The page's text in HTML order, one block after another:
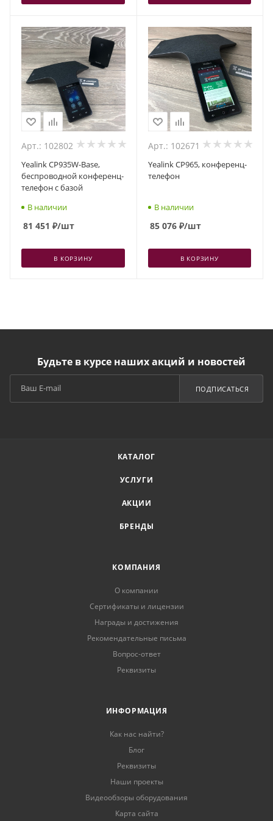
Арт.: 102802
Yealink CP935W-Base,
беспроводной конференц-
телефон с базой
В наличии
81 451 ₽/шт
В КОРЗИНУ
Арт.: 102671
Yealink CP965, конференц-
телефон
В наличии
85 076₽/шт
В КОРЗИНУ
Будьте в курсе наших акций и новостей
ПОДПИСАТЬСЯ
КАТАЛОГ
УСЛУГИ
АКЦИИ
БРЕНДЫ
КОМПАНИЯ
О компании
Сертификаты и лицензии
Награды и достижения
Рекомендательные письма
Вопрос-ответ
Реквизиты
ИНФОРМАЦИЯ
Как нас найти?
Блог
Реквизиты
Наши проекты
Видеообзоры оборудования
Карта сайта